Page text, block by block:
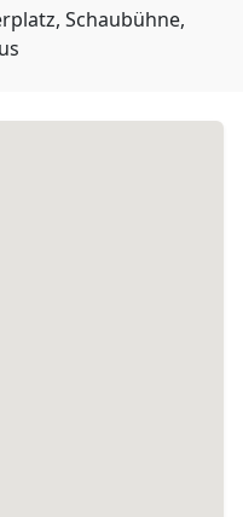
Schaubühne,